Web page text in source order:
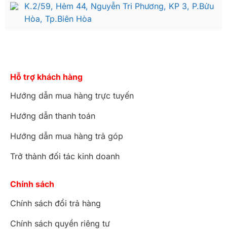
K.2/59, Hẻm 44, Nguyễn Tri Phương, KP 3, P.Bửu
Hòa, Tp.Biên Hòa
Hỗ trợ khách hàng
Hướng dẫn mua hàng trực tuyến
Hướng dẫn thanh toán
Hướng dẫn mua hàng trả góp
Trở thành đối tác kinh doanh
Chính sách
Chính sách đổi trả hàng
Chính sách quyền riêng tư